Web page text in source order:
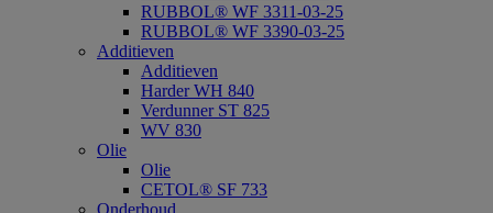
RUBBOL® WF 3311-03-25
RUBBOL® WF 3390-03-25
Additieven
Additieven
Harder WH 840
Verdunner ST 825
WV 830
Olie
Olie
CETOL® SF 733
Onderhoud